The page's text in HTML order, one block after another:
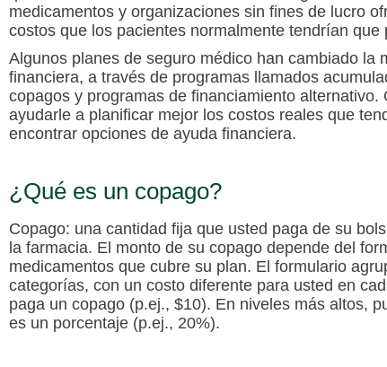
medicamentos y organizaciones sin fines de lucro
costos que los pacientes normalmente tendrían que
Algunos planes de seguro médico han cambiado la
financiera, a través de programas llamados
copagos y programas de financiamiento alternativo.
ayudarle a planificar mejor los costos reales que
encontrar opciones de ayuda financiera.
¿Qué es un copago?
Copago: una cantidad fija que usted paga de su
la farmacia. El monto de su copago depende del
medicamentos que cubre su plan. El formulario
categorías, con un costo diferente para usted en
paga un copago (p.ej., $10). En niveles más altos,
es un porcentaje (p.ej., 20%).